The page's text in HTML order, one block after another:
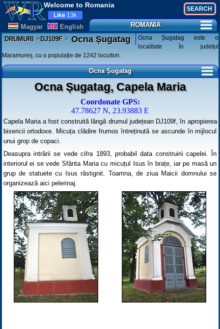
Welcome to Romania
Magyar English
Like 13k
ROMANIA
DRUMURI>DJ109F>Ocna Șugatag
Ocna Șugatag este o
localitate în județul
Maramureș, cu o populație de 1242 locuitori.
Ocna Șugatag
Ocna Șugatag, Capela Maria
Coordonate GPS:
47.78627 N, 23.93883 E
Capela Maria a fost construită lângă drumul județean DJ109f, în apropierea
bisericii ortodoxe. Micuța clădire frumos întreținută se ascunde în mijlocul
unui grop de copaci.
Deasupra intrării se vede cifra 1893, probabil data construirii capelei. În
interiorul ei se vede Sfânta Maria cu micuțul Isus în brațe, iar pe masă un
grup de statuete cu Isus răstignit. Toamna, de ziua Maicii domnului se
organizează aici pelerinaj.